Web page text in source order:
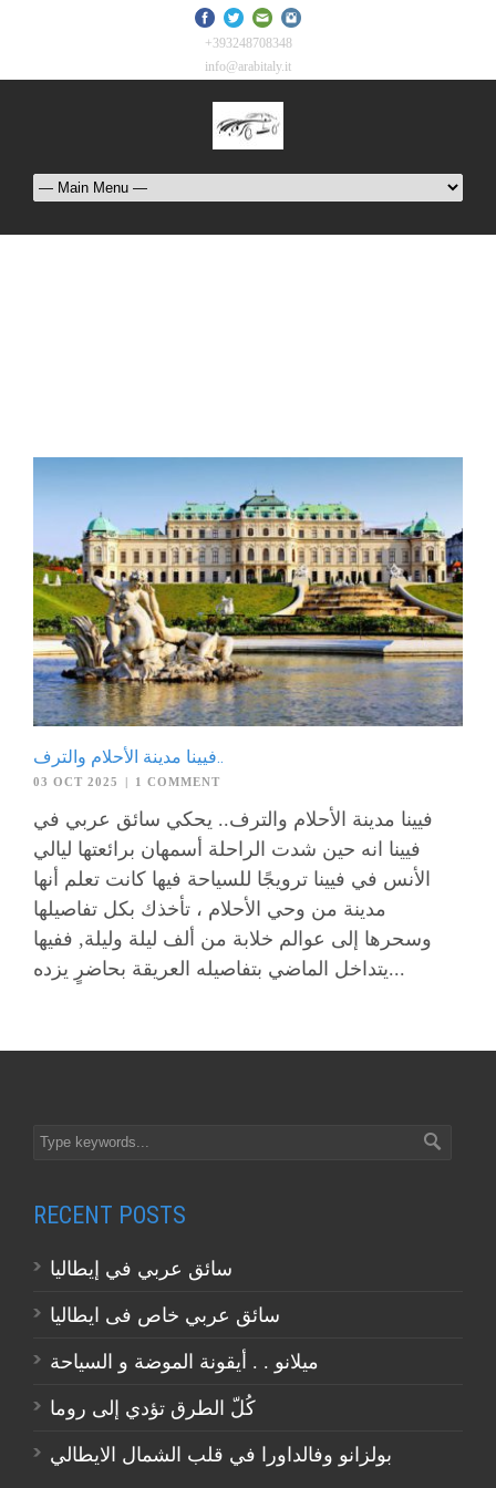
+393248708348
info@arabitaly.it
فيينا مدينة الأحلام والترف..
03 OCT 2025 | 1 COMMENT
فيينا مدينة الأحلام والترف.. يحكي سائق عربي في
فيينا انه حين شدت الراحلة أسمهان برائعتها ليالي
الأنس في فيينا ترويجًا للسياحة فيها كانت تعلم أنها
مدينة من وحي الأحلام ، تأخذك بكل تفاصيلها
وسحرها إلى عوالم خلابة من ألف ليلة وليلة, ففيها
يتداخل الماضي بتفاصيله العريقة بحاضرٍ يزده...
RECENT POSTS
سائق عربي في إيطاليا
سائق عربي خاص فى ايطاليا
كُلّ الطرق تؤدي إلى روما
بولزانو وفالداورا في قلب الشمال الايطالي